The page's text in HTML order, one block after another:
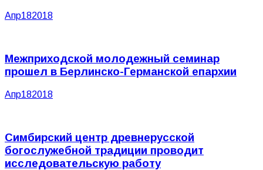
Апр182018
Межприходской молодежный семинар
прошел в Берлинско-Германской епархии
Апр182018
Симбирский центр древнерусской
богослужебной традиции проводит
исследовательскую работу